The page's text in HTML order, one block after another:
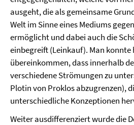
ausgeht, die als gemeinsame
Welt im Sinne eines Mediums
ermöglicht und dabei auch die
einbegreift (Leinkauf). Man konnte
übereinkommen, dass innerhalb
verschiedene Strömungen zu
Plotin von Proklos abzugrenzen),
unterschiedliche Konzeptionen
Weiter ausdifferenziert wurde die